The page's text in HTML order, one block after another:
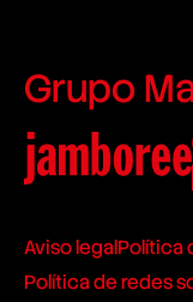
Grupo
Aviso legalPolítica
Política de redes